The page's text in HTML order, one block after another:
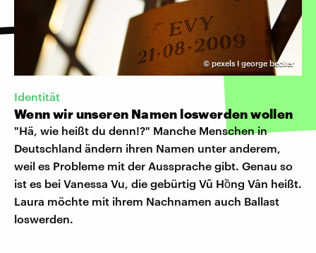
© pexels I george becker
Identität
Wenn wir unseren Namen loswerden wollen
"Hä, wie heißt du denn!?" Manche Menschen in
Deutschland ändern ihren Namen unter anderem,
weil es Probleme mit der Aussprache gibt. Genau so
ist es bei Vanessa Vu, die gebürtig Vũ Hồng Vân heißt.
Laura möchte mit ihrem Nachnamen auch Ballast
loswerden.